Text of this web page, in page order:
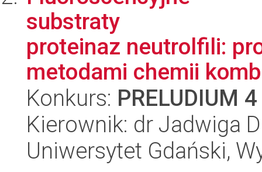
substraty
proteinaz neutrolfili:
metodami chemii
Konkurs: PRELUDIUM 4
Kierownik: dr Jadwiga
Uniwersytet Gdański,